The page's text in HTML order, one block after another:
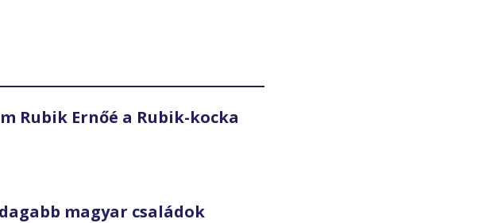
Rubik Ernőé a Rubik-kocka
magyar családok